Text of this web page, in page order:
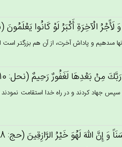
الْآخِرَة‌ِ أَكْبَرُ لَوْ كَانُوا يَعْلَمُون‌َ
مى‏دهيم و پاداش آخرت، از آن هم بزرگتر است
مِنْ‌ بَعْدِهَا لَغَفُورٌ رَحِيم‌ٌ (نحل: 110)
جهاد كردند و در راه خدا استقامت نمودند
وَ إِن‌َّ الله‌َ لَهُوَ خَيْرُ الرَّازِقِين‌َ (حج: 58)